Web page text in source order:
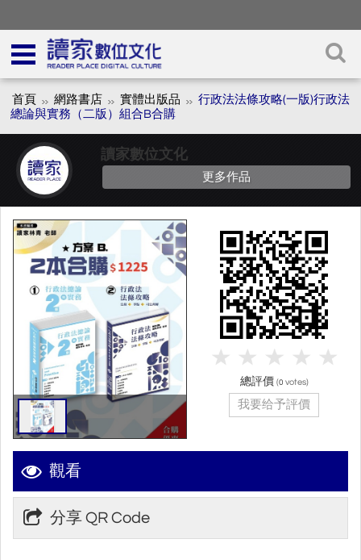
首頁 網路書店 實體出版品
行政法法條攻略(一版)行政法
總論與實務（二版）組合B合購
讀家數位文化
更多作品
觀看
分享 QR Code
總評價 (0 votes)
我要给予評價